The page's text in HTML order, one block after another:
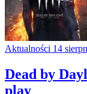
Aktualności 14
Dead by
play